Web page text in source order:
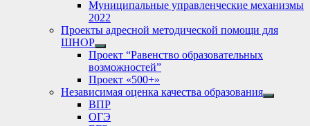
Муниципальные управленческие механизмы
2022
Проекты адресной методической помощи для
ШНОР
Show
sub
menu
Проект “Равенство образовательных
возможностей”
Проект «500+»
Независимая оценка качества образования
Show
ВПР
ОГЭ